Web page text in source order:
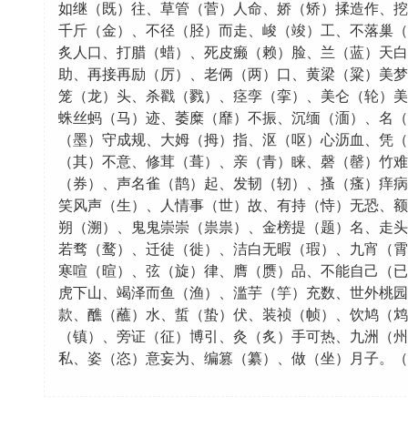
如继（既）往、草管（菅）人命、娇（矫）揉造作、
千斤（金）、不径（胫）而走、峻（竣）工、不落巢
炙人口、打腊（蜡）、死皮癞（赖）脸、兰（蓝）天
助、再接再励（厉）、老俩（两）口、黄梁（粱）美
笼（龙）头、杀戳（戮）、痉孪（挛）、美仑（轮）
蛛丝蚂（马）迹、萎糜（靡）不振、沉缅（湎）、名
（墨）守成规、大姆（拇）指、沤（呕）心沥血、凭
（其）不意、修茸（葺）、亲（青）睐、磬（罄）竹
（券）、声名雀（鹊）起、发韧（轫）、搔（瘙）痒
笑风声（生）、人情事（世）故、有持（恃）无恐、
朔（溯）、鬼鬼崇崇（祟祟）、金榜提（题）名、走
若骛（鹜）、迁徒（徙）、洁白无暇（瑕）、九宵（
寒喧（暄）、弦（旋）律、膺（赝）品、不能自己（
虎下山、竭泽而鱼（渔）、滥芋（竽）充数、世外桃
款、醮（蘸）水、蜇（蛰）伏、装祯（帧）、饮鸠（
（镇）、旁证（征）博引、灸（炙）手可热、九洲（
私、姿（恣）意妄为、编篡（纂）、做（坐）月子。